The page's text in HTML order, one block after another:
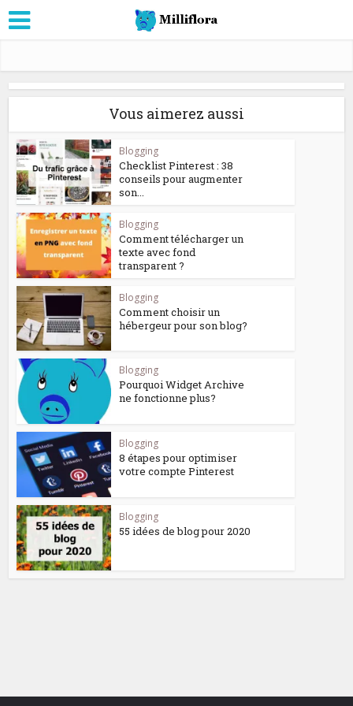
Vous aimerez aussi
Blogging
Checklist Pinterest : 38
conseils pour augmenter
son...
Blogging
Comment télécharger un
texte avec fond
transparent ?
Blogging
Comment choisir un
hébergeur pour son blog?
Blogging
Pourquoi Widget Archive
ne fonctionne plus?
Blogging
8 étapes pour optimiser
votre compte Pinterest
Blogging
55 idées de blog pour 2020